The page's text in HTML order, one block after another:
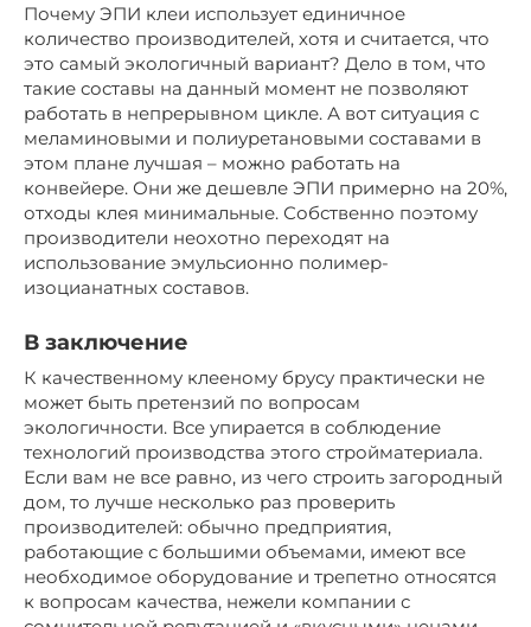
Почему ЭПИ клеи использует единичное
количество производителей, хотя и считается, что
это самый экологичный вариант? Дело в том, что
такие составы на данный момент не позволяют
работать в непрерывном цикле. А вот ситуация с
меламиновыми и полиуретановыми составами в
этом плане лучшая – можно работать на
конвейере. Они же дешевле ЭПИ примерно на 20%,
отходы клея минимальные. Собственно поэтому
производители неохотно переходят на
использование эмульсионно полимер-
изоцианатных составов.
В заключение
К качественному клееному брусу практически не
может быть претензий по вопросам
экологичности. Все упирается в соблюдение
технологий производства этого стройматериала.
Если вам не все равно, из чего строить загородный
дом, то лучше несколько раз проверить
производителей: обычно предприятия,
работающие с большими объемами, имеют все
необходимое оборудование и трепетно относятся
к вопросам качества, нежели компании с